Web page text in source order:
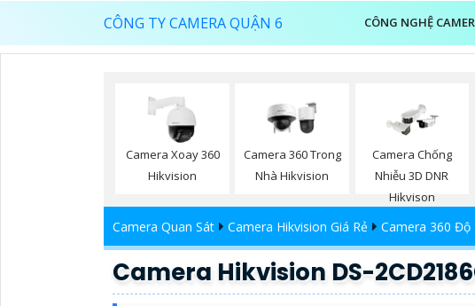
CÔNG TY CAMERA QUẬN 6 CÔNG NGHỆ
Camera Xoay 360
Hikvision
Camera 360 Trong
Nhà Hikvision
Camera Chống
Nhiễu 3D DNR
Hikvison
Camera Quan Sát Camera Hikvision Giá Rẻ Camera 360 Độ
Camera Hikvision DS-